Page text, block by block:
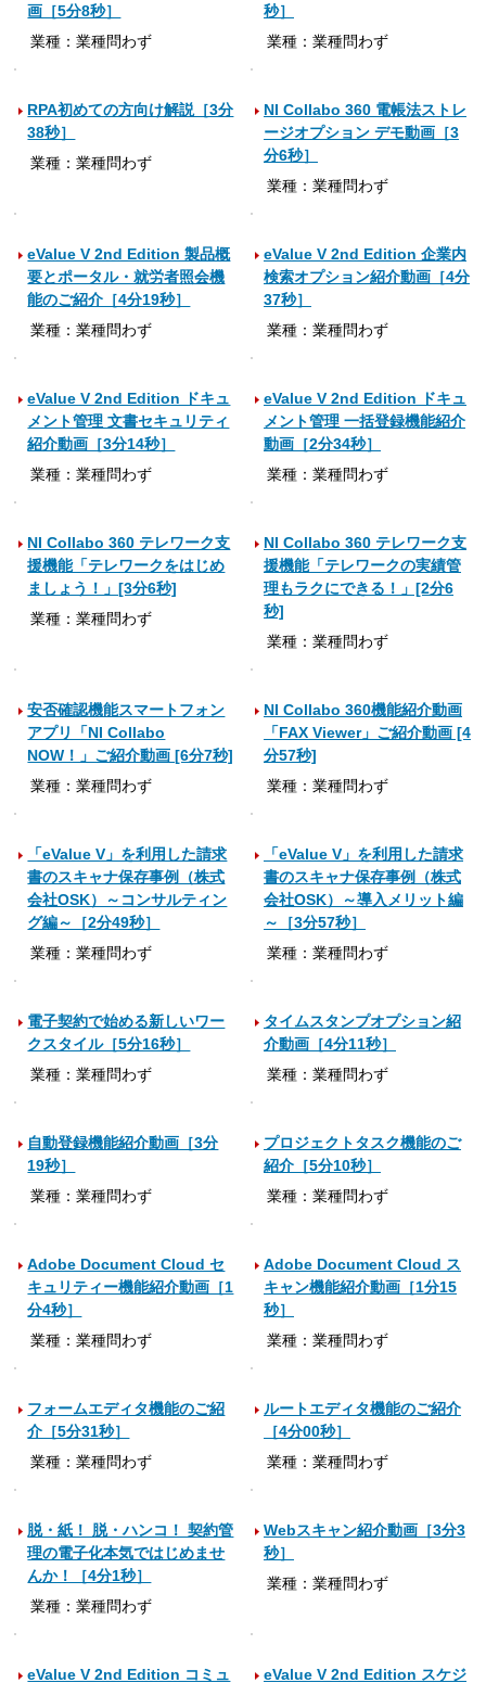
画［5分8秒］
業種：業種問わず
秒］
業種：業種問わず
RPA初めての方向け解説［3分
38秒］
業種：業種問わず
NI Collabo 360 電帳法ストレ
ージオプション デモ動画［3
分6秒］
業種：業種問わず
eValue V 2nd Edition 製品概
要とポータル・就労者照会機
能のご紹介［4分19秒］
業種：業種問わず
eValue V 2nd Edition 企業内
検索オプション紹介動画［4分
37秒］
業種：業種問わず
eValue V 2nd Edition ドキュ
メント管理 文書セキュリティ
紹介動画［3分14秒］
業種：業種問わず
eValue V 2nd Edition ドキュ
メント管理 一括登録機能紹介
動画［2分34秒］
業種：業種問わず
NI Collabo 360 テレワーク支
援機能「テレワークをはじめ
ましょう！」[3分6秒]
業種：業種問わず
NI Collabo 360 テレワーク支
援機能「テレワークの実績管
理もラクにできる！」[2分6
秒]
業種：業種問わず
安否確認機能スマートフォン
アプリ「NI Collabo
NOW！」ご紹介動画 [6分7秒]
業種：業種問わず
NI Collabo 360機能紹介動画
「FAX Viewer」ご紹介動画 [4
分57秒]
業種：業種問わず
「eValue V」を利用した請求
書のスキャナ保存事例（株式
会社OSK）～コンサルティン
グ編～［2分49秒］
業種：業種問わず
「eValue V」を利用した請求
書のスキャナ保存事例（株式
会社OSK）～導入メリット編
～［3分57秒］
業種：業種問わず
電子契約で始める新しいワー
クスタイル［5分16秒］
業種：業種問わず
タイムスタンプオプション紹
介動画［4分11秒］
業種：業種問わず
自動登録機能紹介動画［3分
19秒］
業種：業種問わず
プロジェクトタスク機能のご
紹介［5分10秒］
業種：業種問わず
Adobe Document Cloud セ
キュリティー機能紹介動画［1
分4秒］
業種：業種問わず
Adobe Document Cloud ス
キャン機能紹介動画［1分15
秒］
業種：業種問わず
フォームエディタ機能のご紹
介［5分31秒］
業種：業種問わず
ルートエディタ機能のご紹介
［4分00秒］
業種：業種問わず
脱・紙！ 脱・ハンコ！ 契約管
理の電子化本気ではじめませ
んか！［4分1秒］
業種：業種問わず
Webスキャン紹介動画［3分3
秒］
業種：業種問わず
eValue V 2nd Edition コミュ eValue V 2nd Edition スケジ